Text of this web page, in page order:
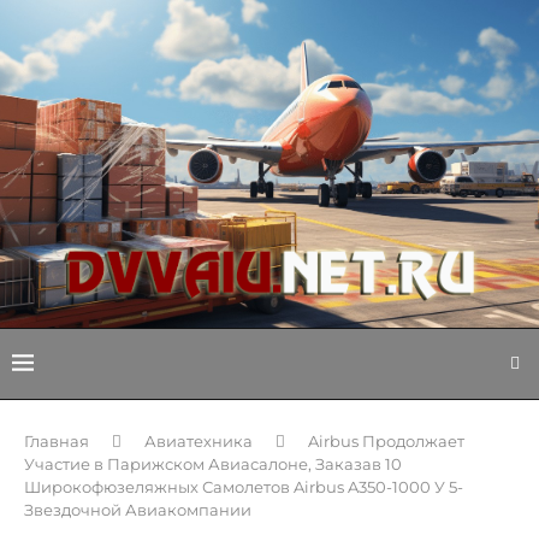
Главная Авиатехника
Airbus Продолжает
Участие в Парижском Авиасалоне, Заказав 10
Широкофюзеляжных Самолетов Airbus A350-1000 У 5-
Звездочной Авиакомпании